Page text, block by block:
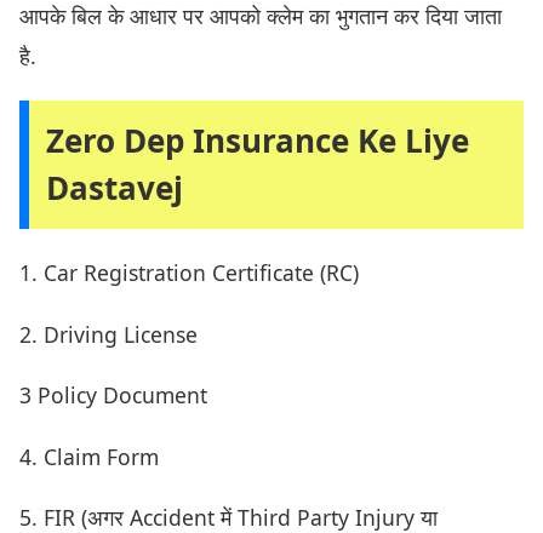
आपके बिल के आधार पर आपको क्लेम का भुगतान कर दिया जाता
है.
Zero Dep Insurance Ke Liye
Dastavej
1. Car Registration Certificate (RC)
2. Driving License
3 Policy Document
4. Claim Form
5. FIR (अगर Accident में Third Party Injury या